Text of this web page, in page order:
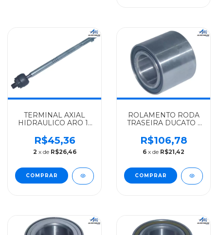
TERMINAL AXIAL
HIDRAULICO ARO 15
APOS 1994 - 9945836
R$45,36
2 x de R$26,46
ROLAMENTO RODA
TRASEIRA DUCATO -
IMPORTADO FIAT
DUCATO/PEUGEOT/
- 1328029080
R$106,78
6 x de R$21,42